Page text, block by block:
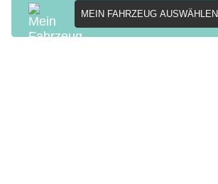
MEIN FAHRZEUG AUSWÄHLEN